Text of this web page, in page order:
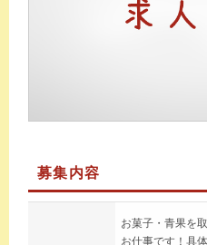
募集内容
お菓子・青果を
お仕事です！具